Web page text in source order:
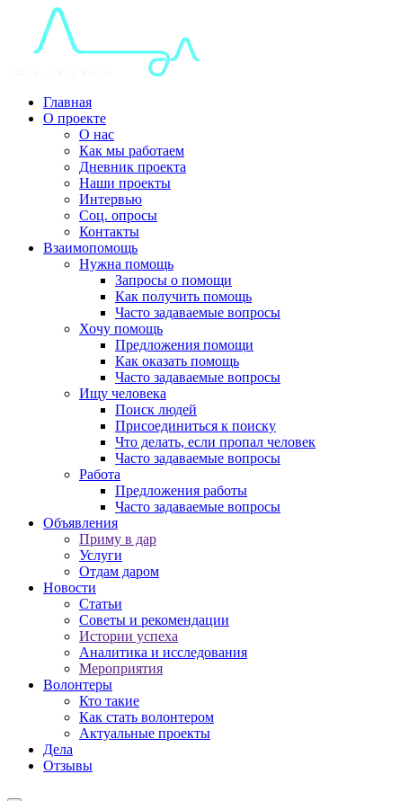
Главная
О проекте
О нас
Как мы работаем
Дневник проекта
Наши проекты
Интервью
Соц. опросы
Контакты
Взаимопомощь
Нужна помощь
Запросы о помощи
Как получить помощь
Часто задаваемые вопросы
Хочу помощь
Предложения помощи
Как оказать помощь
Часто задаваемые вопросы
Ищу человека
Поиск людей
Присоединиться к поиску
Что делать, если пропал человек
Часто задаваемые вопросы
Работа
Предложения работы
Часто задаваемые вопросы
Объявления
Приму в дар
Услуги
Отдам даром
Новости
Статьи
Советы и рекомендации
Истории успеха
Аналитика и исследования
Мероприятия
Волонтеры
Кто такие
Как стать волонтером
Актуальные проекты
Дела
Отзывы